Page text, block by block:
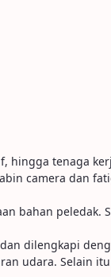
hingga tenaga
camera dan
bahan
dilengkapi
udara. Selain